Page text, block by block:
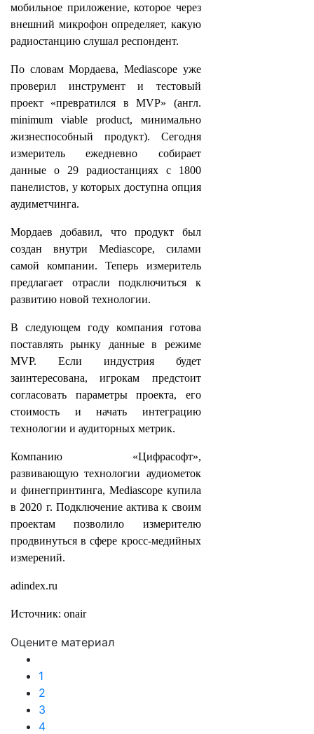
мобильное приложение, которое через
внешний микрофон определяет, какую
радиостанцию слушал респондент.
По словам Мордаева, Mediascope уже
проверил инструмент и тестовый
проект «превратился в MVP» (англ.
minimum viable product, минимально
жизнеспособный продукт). Сегодня
измеритель ежедневно собирает
данные о 29 радиостанциях с 1800
панелистов, у которых доступна опция
аудиметчинга.
Мордаев добавил, что продукт был
создан внутри Mediascope, силами
самой компании. Теперь измеритель
предлагает отрасли подключиться к
развитию новой технологии.
В следующем году компания готова
поставлять рынку данные в режиме
MVP. Если индустрия будет
заинтересована, игрокам предстоит
согласовать параметры проекта, его
стоимость и начать интеграцию
технологии и аудиторных метрик.
Компанию «Цифрасофт»,
развивающую технологии аудиометок
и финегпринтинга, Mediascope купила
в 2020 г. Подключение актива к своим
проектам позволило измерителю
продвинуться в сфере кросс-медийных
измерений.
adindex.ru
Источник: onair
Оцените материал
1
2
3
4